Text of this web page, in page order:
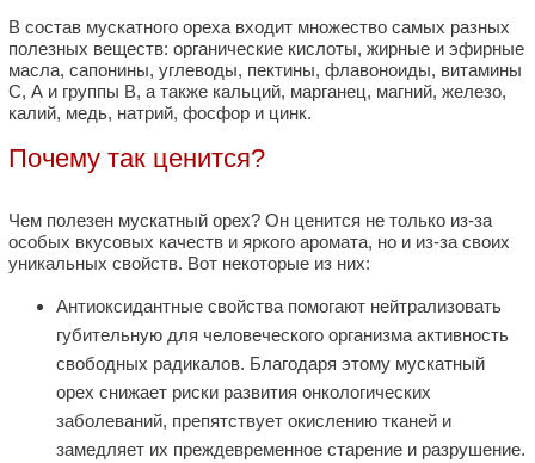
В состав мускатного ореха входит множество самых разных
полезных веществ: органические кислоты, жирные и эфирные
масла, сапонины, углеводы, пектины, флавоноиды, витамины
С, А и группы В, а также кальций, марганец, магний, железо,
калий, медь, натрий, фосфор и цинк.
Почему так ценится?
Чем полезен мускатный орех? Он ценится не только из-за
особых вкусовых качеств и яркого аромата, но и из-за своих
уникальных свойств. Вот некоторые из них:
Антиоксидантные свойства помогают нейтрализовать
губительную для человеческого организма активность
свободных радикалов. Благодаря этому мускатный
орех снижает риски развития онкологических
заболеваний, препятствует окислению тканей и
замедляет их преждевременное старение и разрушение.